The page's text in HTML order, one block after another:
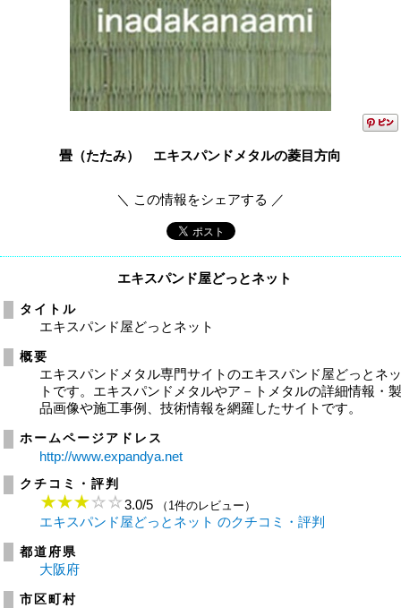
畳（たたみ） エキスパンドメタルの菱目方向
＼ この情報をシェアする ／
エキスパンド屋どっとネット
タイトル
エキスパンド屋どっとネット
概要
エキスパンドメタル専門サイトのエキスパンド屋どっとネ
トです。エキスパンドメタルやア－トメタルの詳細情報・
品画像や施工事例、技術情報を網羅したサイトです。
ホームページアドレス
http://www.expandya.net
クチコミ・評判
3.0/5 （1件のレビュー）
エキスパンド屋どっとネット のクチコミ・評判
都道府県
大阪府
市区町村